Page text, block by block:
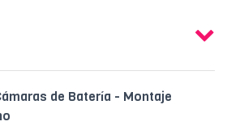
de Batería - Montaje